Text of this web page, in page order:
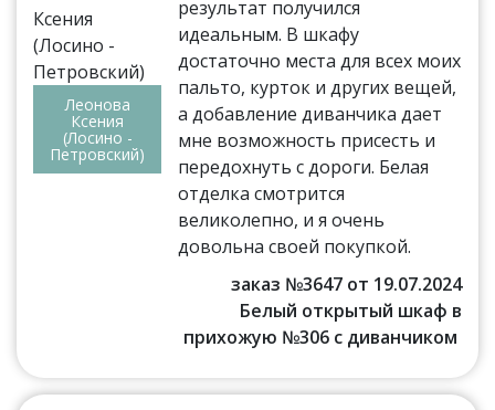
Леонова
Ксения
(Лосино -
Петровский)
результат получился
идеальным. В шкафу
достаточно места для всех моих
пальто, курток и других вещей,
а добавление диванчика дает
мне возможность присесть и
передохнуть с дороги. Белая
отделка смотрится
великолепно, и я очень
довольна своей покупкой.
заказ №3647 от 19.07.2024
Белый открытый шкаф в
прихожую №306 с диванчиком